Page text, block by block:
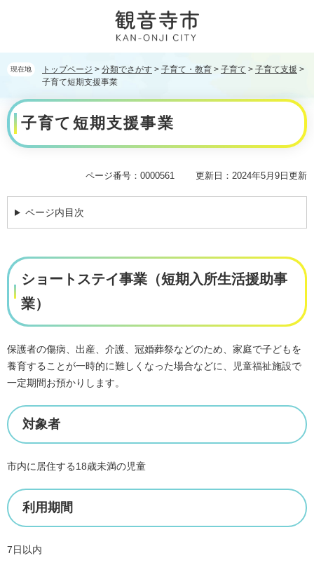
す。
し
本
現在地 トップページ > 分類でさがす > 子育て・教育 > 子育て > 子育て支援 >
子育て短期支援事業
本
文 子育て短期支援事業
ページ番号：0000561 更新日：2024年5月9日更新
ページ内目次
ショートステイ事業（短期入所生活援助事
業）
保護者の傷病、出産、介護、冠婚葬祭などのため、家庭で子どもを
養育することが一時的に難しくなった場合などに、児童福祉施設で
一定期間お預かりします。
対象者
市内に居住する18歳未満の児童
利用期間
7日以内